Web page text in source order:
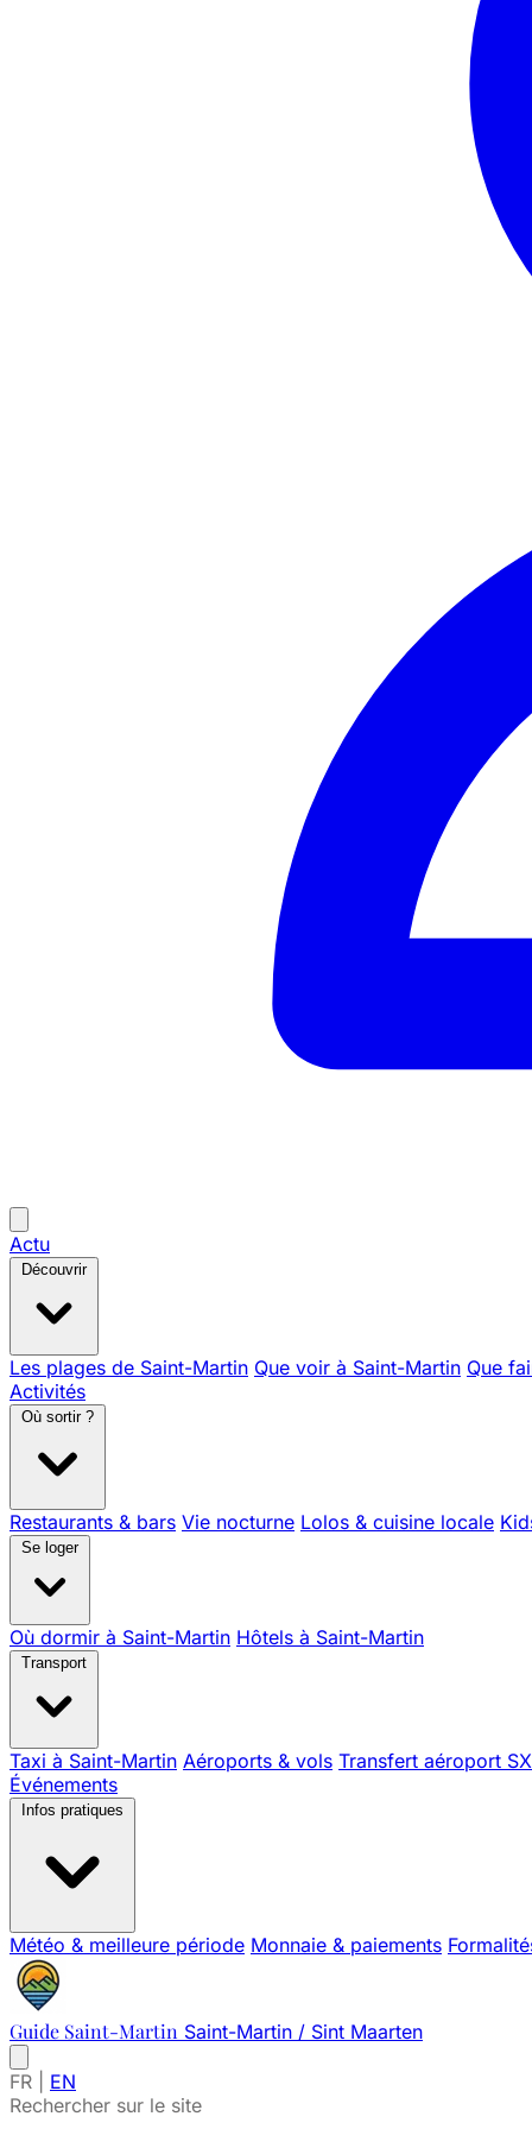
Actu
Découvrir
Les plages de Saint-Martin Que voir à Saint-Martin Que
Activités
Où sortir ?
Restaurants & bars Vie nocturne Lolos & cuisine locale
Se loger
Où dormir à Saint-Martin Hôtels à Saint-Martin
Transport
Taxi à Saint-Martin Aéroports & vols Transfert aéroport
Événements
Infos pratiques
Météo & meilleure période Monnaie & paiements
Guide Saint-Martin Saint-Martin / Sint Maarten
FR
EN
Rechercher sur le site